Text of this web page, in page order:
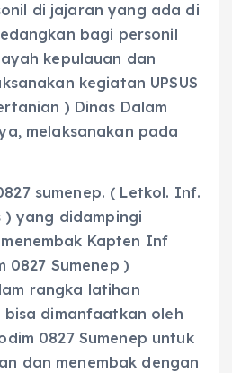
di jajaran yang ada di
bagi personil
kepulauan dan
kegiatan UPSUS
)‎ Dinas Dalam
melaksanakan pada
sumenep. ( Letkol. Inf.
) yang didampingi
Kapten Inf
0827 Sumenep )
rangka latihan
bisa dimanfaatkan oleh
0827 Sumenep untuk
dan menembak dengan